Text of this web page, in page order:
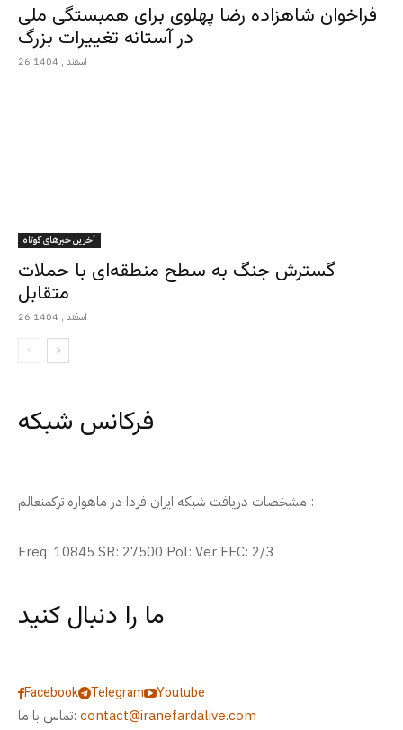
فراخوان شاهزاده رضا پهلوی برای همبستگی ملی
در آستانه تغییرات بزرگ
26 اسفند , 1404
آخرین خبرهای کوتاه
گسترش جنگ به سطح منطقه‌ای با حملات
متقابل
26 اسفند , 1404
فرکانس شبکه
مشخصات دریافت شبکه ایران فردا در ماهواره ترکمنعالم :
Freq: 10845 SR: 27500 Pol: Ver FEC: 2/3
ما را دنبال کنید
Facebook Telegram
Youtube
تماس با ما: contact@iranefardalive.com